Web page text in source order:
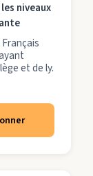
niveaux
et de ly.